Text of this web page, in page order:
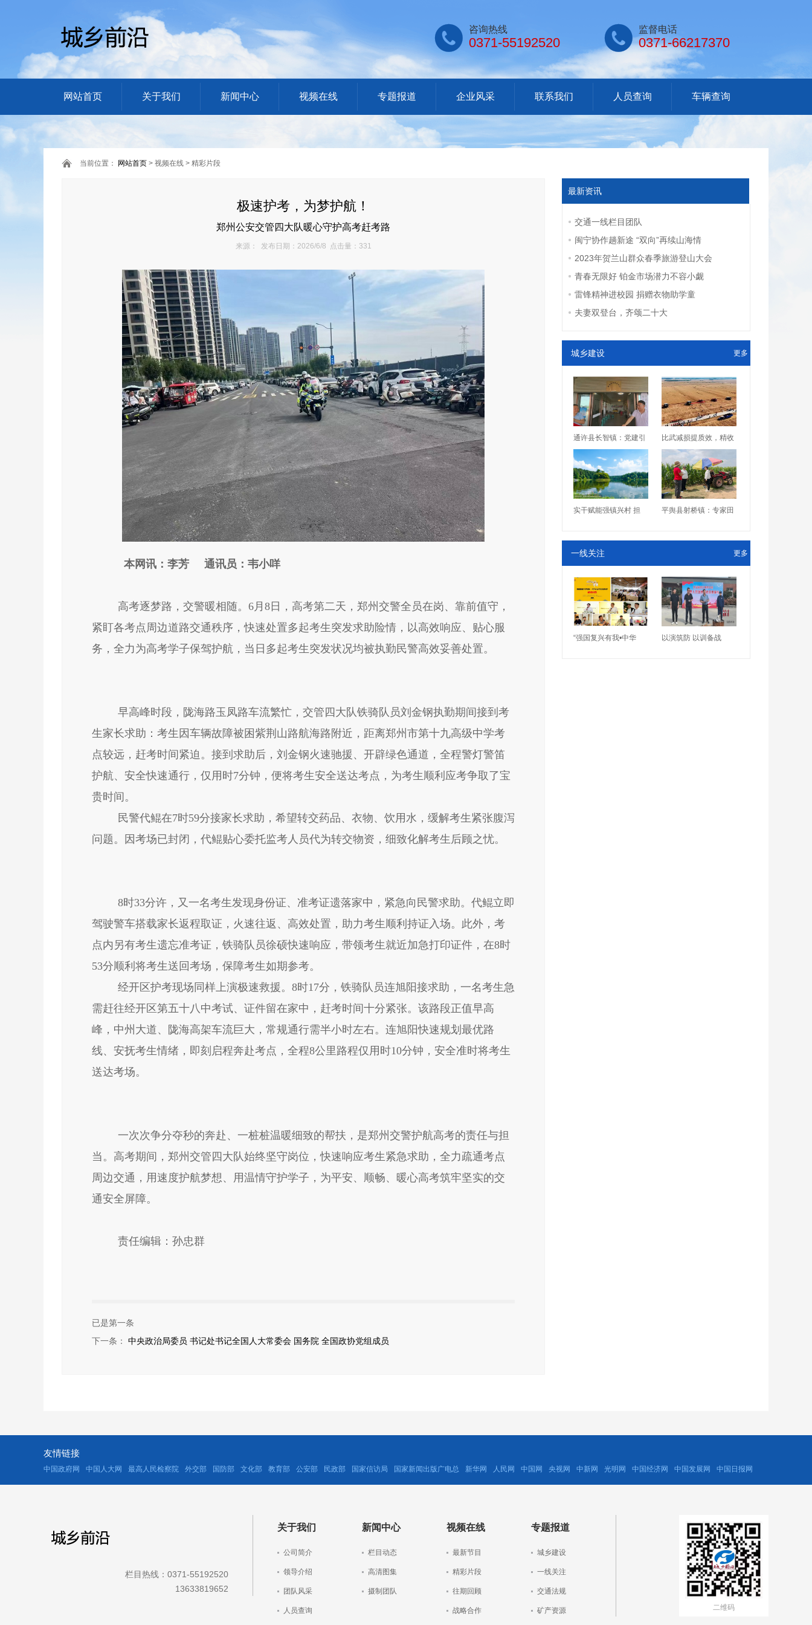
 咨询热线
0371-55192520  监督电话
0371-66217370
网站首页 关于我们 新闻中心 视频在线 专题报道 企业风采 联系我们 人员查询 车辆查询
当前位置： 网站首页 > 视频在线 > 精彩片段
极速护考，为梦护航！
郑州公安交管四大队暖心守护高考赶考路
来源： 发布日期：2026/6/8 点击量：331
本网讯：李芳 通讯员：韦小咩
高考逐梦路，交警暖相随。 6月8日，高考第二天，郑州交警全员在岗、靠前值守，
紧盯各考点周边道路交通秩序，快速处置多起考生突发求助险情，以高效响应、贴心服
务，全力为高考学子保驾护航 ， 当日多起考生突发状况均被执勤民警高效妥善处置。
早高峰时段，陇海路玉凤路车流繁忙，交管四大队铁骑队员刘金钢执勤期间接到考
生家长求助：考生因车辆故障被困紫荆山路航海路附近，距离郑州市第十九高级中学考
点较远，赶考时间紧迫。接到求助后，刘金钢火速驰援、开辟绿色通道，全程警灯警笛
护航、安全快速通行，仅用时7分钟，便将考生安全送达考点，为考生顺利应考争取了宝
贵时间。
民警代鲲在7时59分接家长求助，希望转交药品、衣物、饮用水，缓解考生紧张腹泻
问题。因考场已封闭，代鲲贴心委托监考人员代为转交物资，细致化解考生后顾之忧。
8时33分许，又一名考生发现身份证、准考证遗落家中，紧急向民警求助。代鲲立即
驾驶警车搭载家长返程取证，火速往返、高效处置，助力考生顺利持证入场。此外，考
点内另有考生遗忘准考证，铁骑队员徐硕快速响应，带领考生就近加急打印证件，在8时
53分顺利将考生送回考场，保障考生如期参考。
经开区护考现场同样上演极速救援。 8时17分， 铁骑队员连旭阳接求助，一名考生急
需赶往经开区第五十八中考试、证件留在家中，赶考时间十分紧张。该路段正值早高
峰，中州大道、陇海高架车流巨大，常规通行需半小时左右。连旭阳快速规划最优路
线、安抚考生情绪，即刻启程奔赴考点，全程8公里路程仅用时10分钟，安全准时将考生
送达考场。
一次次争分夺秒的奔赴、一桩桩温暖细致的帮扶，是郑州交警护航高考的责任与担
当。高考期间，郑州交管四大队始终坚守岗位，快速响应考生紧急求助，全力疏通考点
周边交通，用速度护航梦想、用温情守护学子，为平安、顺畅、暖心高考筑牢坚实的交
通安全屏障。
责任编辑：孙忠群
已是第一条
下一条： 中央政治局委员 书记处书记全国人大常委会 国务院 全国政协党组成员
最新资讯
交通一线栏目团队
闽宁协作趟新途 “双向”再续山海情
2023年贺兰山群众春季旅游登山大会
青春无限好 铂金市场潜力不容小觑
雷锋精神进校园 捐赠衣物助学童
夫妻双登台，齐颂二十大
城乡建设 更多
通许县长智镇：党建引 比武减损提质效，精收
实干赋能强镇兴村 担 平舆县射桥镇：专家田
一线关注 更多
“强国复兴有我•中华 以演筑防 以训备战
友情链接
中国政府网 中国人大网 最高人民检察院 外交部 国防部 文化部 教育部 公安部 民政部 国家信访局 国家新闻出版广电总 新华网 人民网 中国网 央视网 中新网 光明网 中国经济网 中国发展网 中国日报网
栏目热线：0371-55192520
13633819652
关于我们
公司简介
领导介绍
团队风采
人员查询
新闻中心
栏目动态
高清图集
摄制团队
视频在线
最新节目
精彩片段
往期回顾
战略合作
专题报道
城乡建设
一线关注
交通法规
矿产资源 二维码